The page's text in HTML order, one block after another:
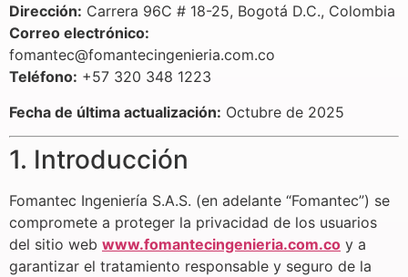
Dirección: Carrera 96C # 18-25, Bogotá D.C., Colombia
Correo electrónico:
fomantec@fomantecingenieria.com.co
Teléfono: +57 320 348 1223
Fecha de última actualización: Octubre de 2025
1. Introducción
Fomantec Ingeniería S.A.S. (en adelante “Fomantec”) se
compromete a proteger la privacidad de los usuarios
del sitio web www.fomantecingenieria.com.co y a
garantizar el tratamiento responsable y seguro de la